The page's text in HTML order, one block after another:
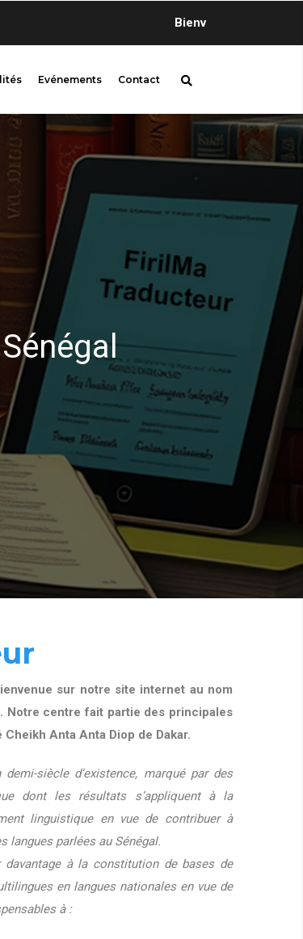
Bienvenue sur firilMa, l’instance qui
Evénements Contact
sur notre site internet au nom
Notre centre fait partie des principales
Anta Anta Diop de Dakar.
siècle d’existence, marqué par des
dont les résultats s’appliquent à la
linguistique en vue de contribuer à
langues parlées au Sénégal.
davantage à la constitution de bases de
en langues nationales en vue de
à :